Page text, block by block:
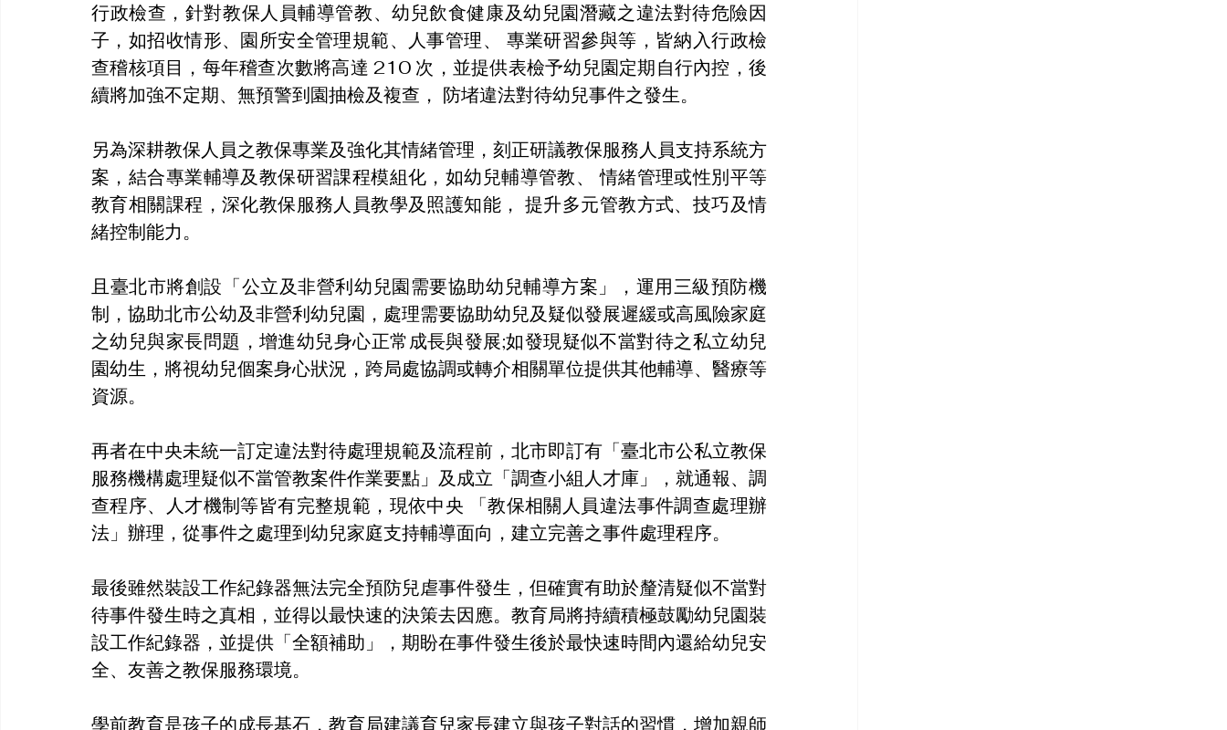
行政檢查，針對教保人員輔導管教、幼兒飲食健康及幼兒園潛藏之違法對待危險因
子，如招收情形、園所安全管理規範、人事管理、 專業研習參與等，皆納入行政檢
查稽核項目，每年稽查次數將高達 210 次，並提供表檢予幼兒園定期自行內控，後
續將加強不定期、無預警到園抽檢及複查， 防堵違法對待幼兒事件之發生。
另為深耕教保人員之教保專業及強化其情緒管理，刻正研議教保服務人員支持系統方
案，結合專業輔導及教保研習課程模組化，如幼兒輔導管教、 情緒管理或性別平等
教育相關課程，深化教保服務人員教學及照護知能， 提升多元管教方式、技巧及情
緒控制能力。
且臺北市將創設「公立及非營利幼兒園需要協助幼兒輔導方案」，運用三級預防機
制，協助北市公幼及非營利幼兒園，處理需要協助幼兒及疑似發展遲緩或高風險家庭
之幼兒與家長問題，增進幼兒身心正常成長與發展;如發現疑似不當對待之私立幼兒
園幼生，將視幼兒個案身心狀況，跨局處協調或轉介相關單位提供其他輔導、醫療等
資源。
再者在中央未統一訂定違法對待處理規範及流程前，北市即訂有「臺北市公私立教保
服務機構處理疑似不當管教案件作業要點」及成立「調查小組人才庫」，就通報、調
查程序、人才機制等皆有完整規範，現依中央 「教保相關人員違法事件調查處理辦
法」辦理，從事件之處理到幼兒家庭支持輔導面向，建立完善之事件處理程序。
最後雖然裝設工作紀錄器無法完全預防兒虐事件發生，但確實有助於釐清疑似不當對
待事件發生時之真相，並得以最快速的決策去因應。教育局將持續積極鼓勵幼兒園裝
設工作紀錄器，並提供「全額補助」，期盼在事件發生後於最快速時間內還給幼兒安
全、友善之教保服務環境。
學前教育是孩子的成長基石，教育局建議育兒家長建立與孩子對話的習慣，增加親師